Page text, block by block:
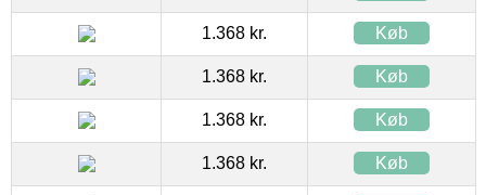
1.368 kr. Køb
1.368 kr. Køb
1.368 kr. Køb
1.368 kr. Køb